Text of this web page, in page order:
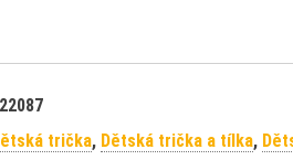
trička, Dětská trička a tílka,